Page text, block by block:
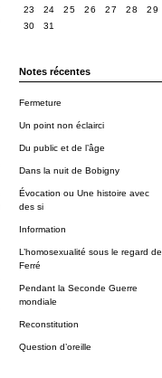
23
24 25 26 27 28
29
30
31
Notes récentes
Fermeture
Un point non éclairci
Du public et de l’âge
Dans la nuit de Bobigny
Évocation ou Une histoire avec
des si
Information
L’homosexualité sous le regard de
Ferré
Pendant la Seconde Guerre
mondiale
Reconstitution
Question d’oreille